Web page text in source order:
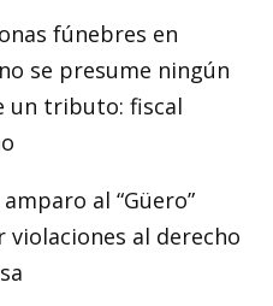
fúnebres en
se presume ningún
un tributo: fiscal
al “Güero”
violaciones al derecho